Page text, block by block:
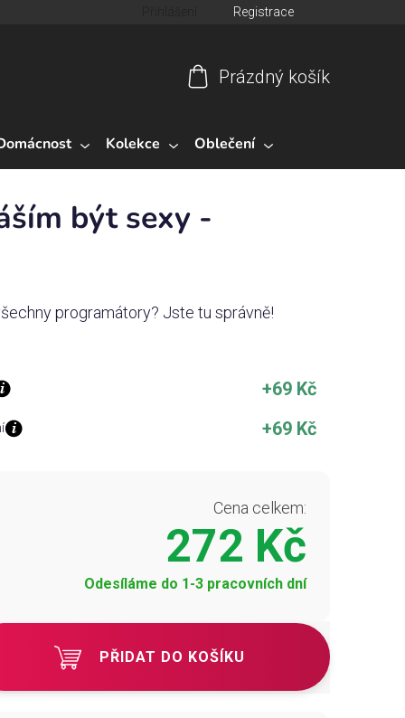
Registrace
košík
Prázdný košík
Kolekce Oblečení
být sexy -
programátory? Jste tu správně!
+69 Kč
+69 Kč
Cena celkem:
272 Kč
Odesíláme do 1-3 pracovních dní
PŘIDAT DO KOŠÍKU